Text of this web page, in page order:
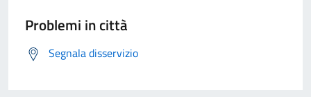
Problemi in città
Segnala disservizio